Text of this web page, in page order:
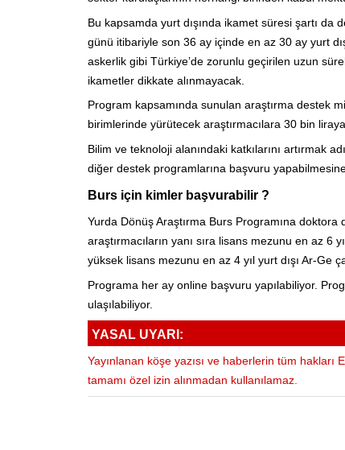
Bu kapsamda yurt dışında ikamet süresi şartı
günü itibariyle son 36 ay içinde en az 30 ay yurt
askerlik gibi Türkiye’de zorunlu geçirilen uzun
ikametler dikkate alınmayacak.
Program kapsamında sunulan araştırma destek
birimlerinde yürütecek araştırmacılara 30 bin
Bilim ve teknoloji alanındaki katkılarını artırmak
diğer destek programlarına başvuru
Burs için kimler başvurabilir ?
Yurda Dönüş Araştırma Burs Programına
araştırmacıların yanı sıra lisans mezunu en az 6
yüksek lisans mezunu en az 4 yıl yurt dışı Ar-Ge
Programa her ay online başvuru yapılabiliyor.
ulaşılabiliyor.
YASAL UYARI:
Yayınlanan köşe yazısı ve haberlerin tüm hakları
tamamı özel izin alınmadan kullanılamaz.